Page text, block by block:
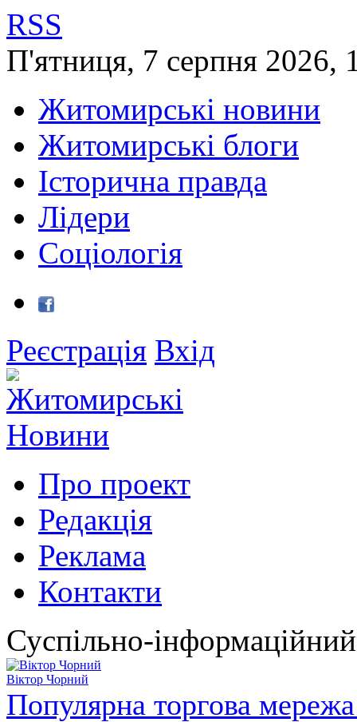
RSS
П'ятниця, 7 серпня 2026,
Житомирські новини
Житомирські блоги
Історична правда
Лідери
Соціологія
Реєстрація Вхід
Про проект
Редакція
Реклама
Контакти
Суспільно-
Віктор Чорний
Популярна торгова